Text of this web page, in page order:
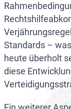
Standards –
heute überholt
diese